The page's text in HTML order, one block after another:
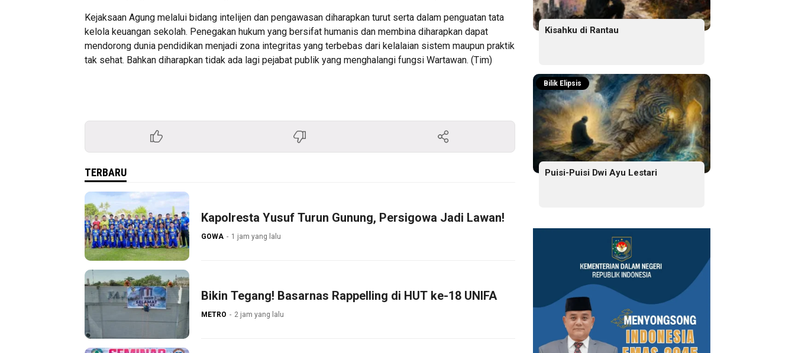
Kejaksaan Agung melalui bidang intelijen dan pengawasan diharapkan turut serta dalam penguatan tata
kelola keuangan sekolah. Penegakan hukum yang bersifat humanis dan membina diharapkan dapat
mendorong dunia pendidikan menjadi zona integritas yang terbebas dari kelalaian sistem maupun praktik
tak sehat. Bahkan diharapkan tidak ada lagi pejabat publik yang menghalangi fungsi Wartawan. (Tim)
TERBARU
Kapolresta Yusuf Turun Gunung, Persigowa Jadi Lawan!
GOWA 1 jam yang lalu
Bikin Tegang! Basarnas Rappelling di HUT ke-18 UNIFA
METRO 2 jam yang lalu
Kisahku di Rantau
Bilik Elipsis
Puisi-Puisi Dwi Ayu Lestari